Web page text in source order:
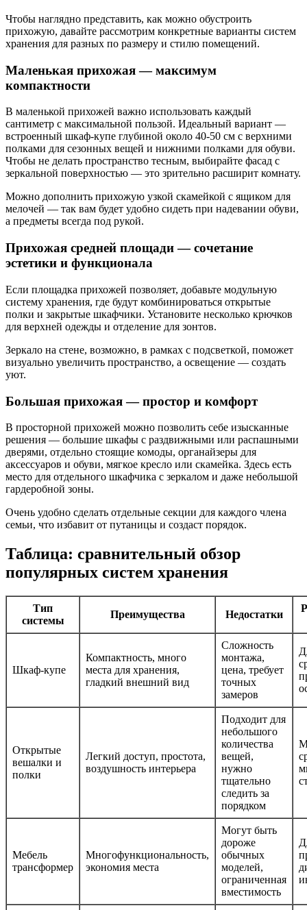
Чтобы наглядно представить, как можно обустроить
прихожую, давайте рассмотрим конкретные варианты систем
хранения для разных по размеру и стилю помещений.
Маленькая прихожая — максимум
компактности
В маленькой прихожей важно использовать каждый
сантиметр с максимальной пользой. Идеальный вариант —
встроенный шкаф-купе глубиной около 40-50 см с верхними
полками для сезонных вещей и нижними полками для обуви.
Чтобы не делать пространство тесным, выбирайте фасад с
зеркальной поверхностью — это зрительно расширит комнату.
Можно дополнить прихожую узкой скамейкой с ящиком для
мелочей — так вам будет удобно сидеть при надевании обуви,
а предметы всегда под рукой.
Прихожая средней площади — сочетание
эстетики и функционала
Если площадка прихожей позволяет, добавьте модульную
систему хранения, где будут комбинироваться открытые
полки и закрытые шкафчики. Установите несколько крючков
для верхней одежды и отделение для зонтов.
Зеркало на стене, возможно, в рамках с подсветкой, поможет
визуально увеличить пространство, а освещение — создать
уют.
Большая прихожая — простор и комфорт
В просторной прихожей можно позволить себе изысканные
решения — большие шкафы с раздвижными или распашными
дверями, отдельно стоящие комоды, органайзеры для
аксессуаров и обуви, мягкое кресло или скамейка. Здесь есть
место для отдельного шкафчика с зеркалом и даже небольшой
гардеробной зоны.
Очень удобно сделать отдельные секции для каждого члена
семьи, что избавит от путаницы и создаст порядок.
Таблица: сравнительный обзор
популярных систем хранения
Тип
системы
Преимущества Недостатки
Шкаф-купе
Компактность, много
места для хранения,
гладкий внешний вид
Сложность
монтажа,
цена, требует
точных
замеров
Открытые
вешалки и
полки
Легкий доступ, простота,
воздушность интерьера
Подходит для
небольшого
количества
вещей,
нужно
тщательно
следить за
порядком
Мебель
трансформер
Многофункциональность,
экономия места
Могут быть
дороже
обычных
моделей,
ограниченная
вместимость